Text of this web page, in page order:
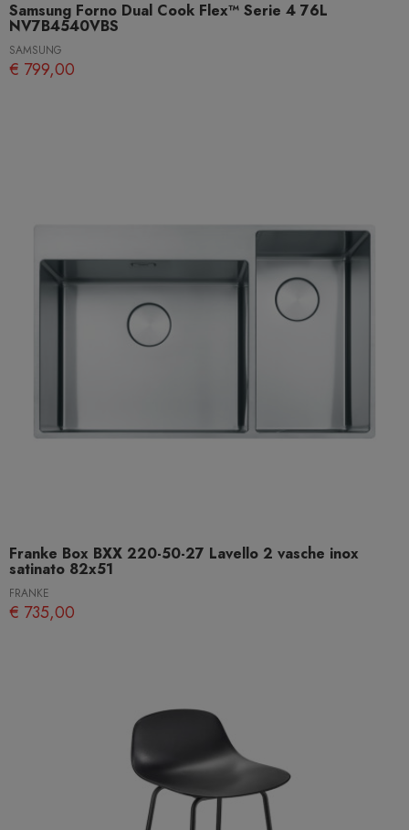
Samsung Forno Dual Cook Flex™ Serie 4 76L
NV7B4540VBS
SAMSUNG
€ 799,00
Franke Box BXX 220-50-27 Lavello 2 vasche inox
satinato 82x51
FRANKE
€ 735,00